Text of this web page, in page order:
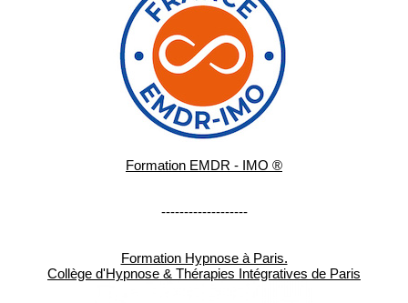
Formation EMDR - IMO ®
-------------------
Formation Hypnose à Paris.
Collège d'Hypnose & Thérapies Intégratives de Paris